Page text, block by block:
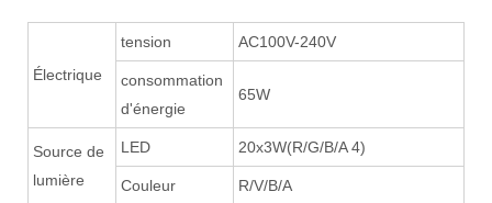
Électrique
tension AC100V-240V
consommation
d'énergie
65W
Source de
lumière
LED 20x3W(R/G/B/A 4)
Couleur R/V/B/A